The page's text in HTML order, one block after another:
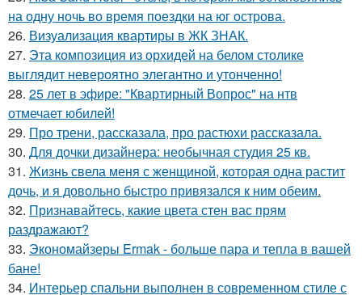
на одну ночь во время поездки на юг острова.
26. Визуализация квартиры в ЖК ЗНАК.
27. Эта композиция из орхидей на белом столике
выглядит невероятно элегантно и утонченно!
28. 25 лет в эфире: "Квартирный Вопрос" на нтв
отмечает юбилей!
29. Про трени, рассказала, про растюхи рассказала.
30. Для дочки дизайнера: необычная студия 25 кв.
31. Жизнь свела меня с женщиной, которая одна растит
дочь, и я довольно быстро привязался к ним обеим.
32. Признавайтесь, какие цвета стен вас прям
раздражают?
33. Экономайзеры Ermak - больше пара и тепла в вашей
бане!
34. Интерьер спальни выполнен в современном стиле с